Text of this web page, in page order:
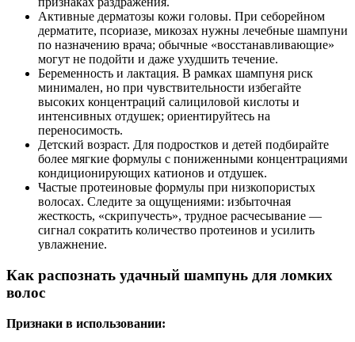
Активные дерматозы кожи головы. При себорейном
дерматите, псориазе, микозах нужны лечебные шампуни
по назначению врача; обычные «восстанавливающие»
могут не подойти и даже ухудшить течение.
Беременность и лактация. В рамках шампуня риск
минимален, но при чувствительности избегайте
высоких концентраций салициловой кислоты и
интенсивных отдушек; ориентируйтесь на
переносимость.
Детский возраст. Для подростков и детей подбирайте
более мягкие формулы с пониженными концентрациями
кондиционирующих катионов и отдушек.
Частые протеиновые формулы при низкопористых
волосах. Следите за ощущениями: избыточная
жесткость, «скрипучесть», трудное расчесывание —
сигнал сократить количество протеинов и усилить
увлажнение.
Как распознать удачный шампунь для ломких
волос
Признаки в использовании: